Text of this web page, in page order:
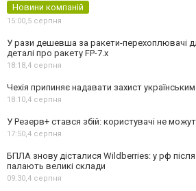
Новини компаній
15:00,5 серпня
У рази дешевша за ракети-перехоплювачі
деталі про ракету FP-7.x
18:18,4 серпня
Чехія припиняє надавати захист
18:10,4 серпня
У Резерв+ стався збій: користувачі не
17:50,4 серпня
БПЛА знову дісталися Wildberries: у рф після
палають великі склади
09:30,4 серпня